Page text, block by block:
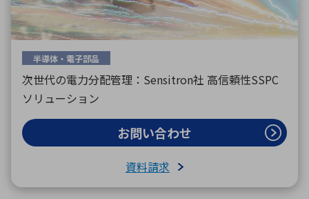
半導体・電子部品
次世代の電力分配管理：Sensitron社 高信頼性SSPC
ソリューション
お問い合わせ
資料請求